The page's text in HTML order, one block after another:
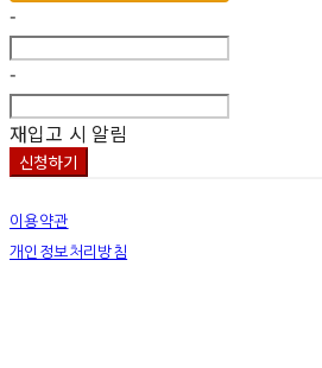
-
-
재입고 시 알림
신청하기
이용약관
개인정보처리방침